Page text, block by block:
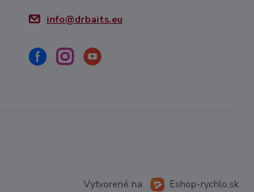
info@drbaits.eu
Vytvorené na Eshop-rychlo.sk